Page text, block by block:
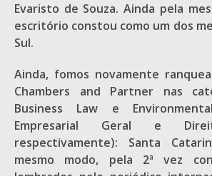
Evaristo de Souza. Ainda pela
escritório constou como um dos
Sul.
Ainda, fomos novamente
Chambers and Partner nas
Business Law e
Empresarial Geral e
respectivamente): Santa
mesmo modo, pela 2ª vez